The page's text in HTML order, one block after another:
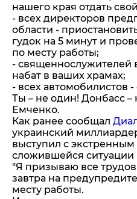
нашего края отдать
- всех директоров
области -
гудок на 5 минут и
по месту работы;
- священнослужителей
набат в ваших храмах;
- всех автомобилистов -
Ты – не один! Донбасс
Емченко.
Как ранее сообщал
украинский
выступил с
сложившейся ситуации
"Я призываю все
завтра на
месту работы.